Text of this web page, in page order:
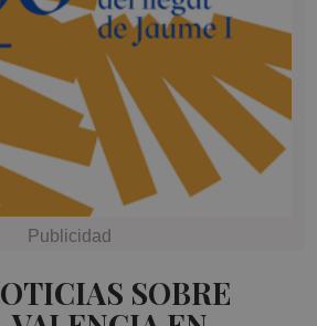
SOBRE